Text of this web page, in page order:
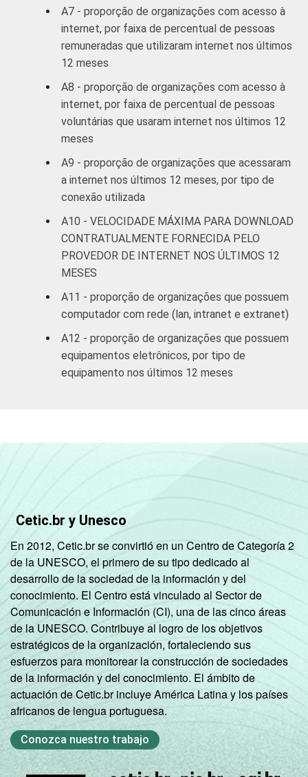
A7 - proporção de organizações com acesso à
internet, por faixa de percentual de pessoas
remuneradas que utilizaram internet nos últimos
12 meses
A8 - proporção de organizações com acesso à
internet, por faixa de percentual de pessoas
voluntárias que usaram internet nos últimos 12
meses
A9 - proporção de organizações que acessaram
a internet nos últimos 12 meses, por tipo de
conexão utilizada
A10 - VELOCIDADE MÁXIMA PARA DOWNLOAD
CONTRATUALMENTE FORNECIDA PELO
PROVEDOR DE INTERNET NOS ÚLTIMOS 12
MESES
A11 - proporção de organizações que possuem
computador com rede (lan, intranet e extranet)
A12 - proporção de organizações que possuem
equipamentos eletrônicos, por tipo de
equipamento nos últimos 12 meses
Cetic.br y Unesco
En 2012, Cetic.br se convirtió en un Centro de Categoría 2
de la UNESCO, el primero de su tipo dedicado al
desarrollo de la sociedad de la información y del
conocimiento. El Centro está vinculado al Sector de
Comunicación e Información (CI), una de las cinco áreas
de la UNESCO. Contribuye al logro de los objetivos
estratégicos de la organización, fortaleciendo sus
esfuerzos para monitorear la construcción de sociedades
de la información y del conocimiento. El ámbito de
actuación de Cetic.br incluye América Latina y los países
africanos de lengua portuguesa.
Conozca nuestro trabajo